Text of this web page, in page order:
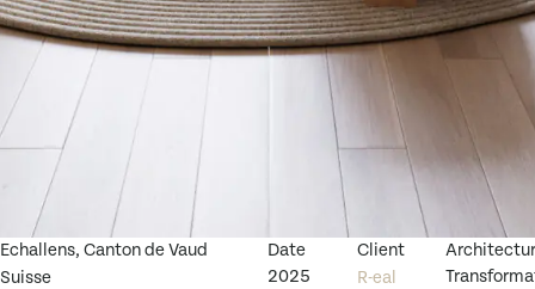
Echallens, Canton de Vaud
Suisse
Date
2025
Client
R-eal